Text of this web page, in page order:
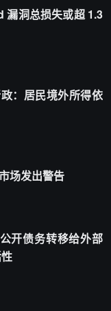
洞总损失或超 1.3
：居民境外所得依
场发出警告
开债务转移给外部